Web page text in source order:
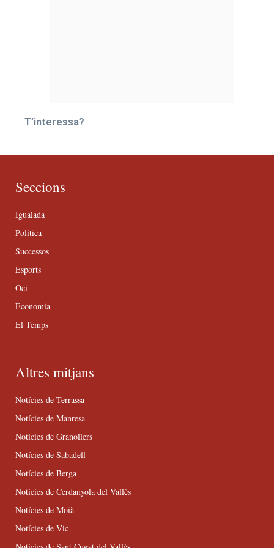
T’interessa?
Seccions
Igualada
Política
Successos
Esports
Oci
Economia
El Temps
Altres mitjans
Notícies de Terrassa
Notícies de Manresa
Notícies de Granollers
Notícies de Sabadell
Notícies de Berga
Notícies de Cerdanyola del Vallès
Notícies de Moià
Notícies de Vic